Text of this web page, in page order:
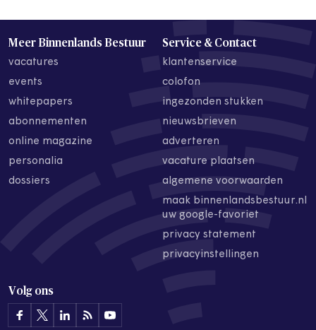
Meer Binnenlands Bestuur
vacatures
events
whitepapers
abonnementen
online magazine
personalia
dossiers
Service & Contact
klantenservice
colofon
ingezonden stukken
nieuwsbrieven
adverteren
vacature plaatsen
algemene voorwaarden
maak binnenlandsbestuur.nl
uw google-favoriet
privacy statement
privacyinstellingen
Volg ons